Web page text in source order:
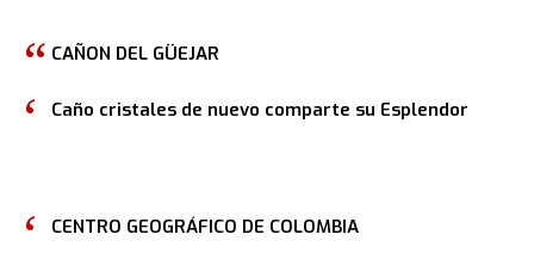
CAÑON DEL GÜEJAR
Caño cristales de nuevo comparte su Esplendor
CENTRO GEOGRÁFICO DE COLOMBIA